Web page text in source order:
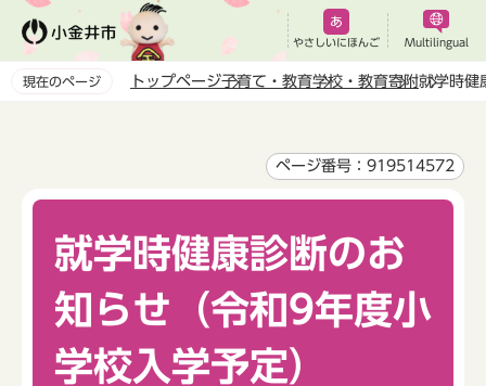
ペ
やさしいにほんご Multilingual
現在のページ トップページ子育て・教育学校・教育寄附就学時健
ページ番号：919514572
就学時健康診断のお
知らせ（令和9年度小
学校入学予定）